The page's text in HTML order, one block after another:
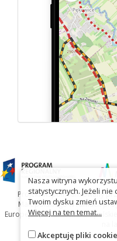
Projekt współfinansowany
Małopolskiego w ramach
Europejską w ramach
Nasza witryna
statystycznych. Jeżeli nie
Twoim dysku zmień
Więcej na ten temat...
Akceptuję pliki